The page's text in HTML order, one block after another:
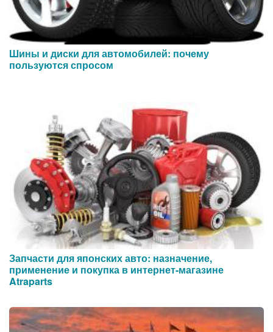
Шины и диски для автомобилей: почему
пользуются спросом
Запчасти для японских авто: назначение,
применение и покупка в интернет-магазине
Atraparts